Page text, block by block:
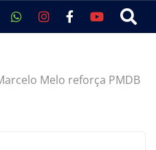
Melo reforça PMDB